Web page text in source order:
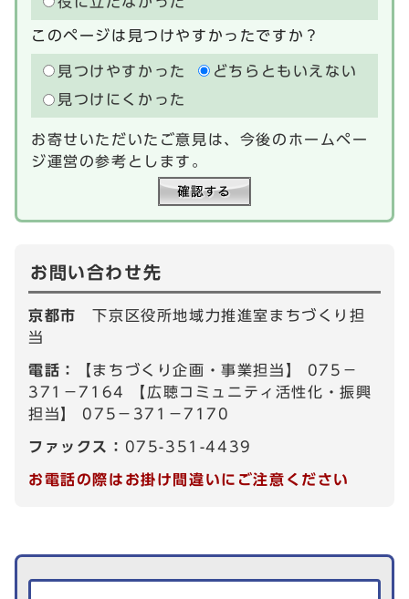
このページは見つけやすかったですか？
見つけやすかった
どちらともいえない
見つけにくかった
お寄せいただいたご意見は、今後のホームペー
ジ運営の参考とします。
お問い合わせ先
京都市下京区役所地域力推進室まちづくり担
当
電話：
【まちづくり企画・事業担当】 075－
371－7164 【広聴コミュニティ活性化・振興
担当】 075－371－7170
ファックス： 075-351-4439
お電話の際はお掛け間違いにご注意ください
生活情報を探す